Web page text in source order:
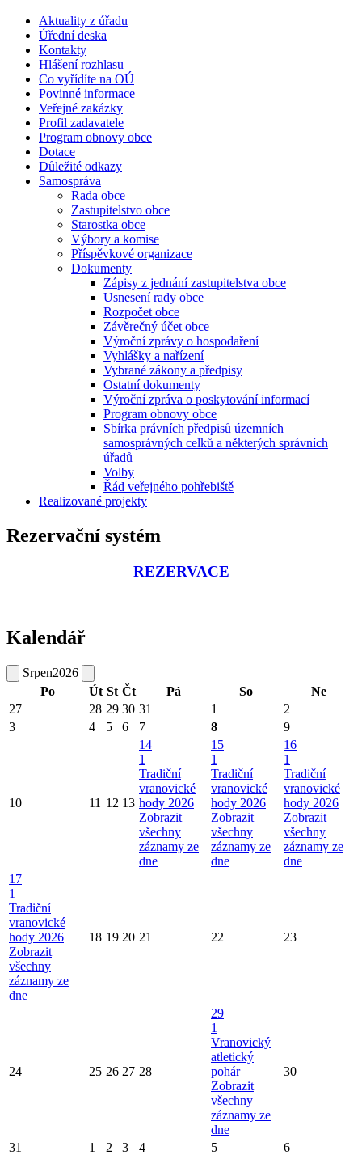
Aktuality z úřadu
Úřední deska
Kontakty
Hlášení rozhlasu
Co vyřídíte na OÚ
Povinné informace
Veřejné zakázky
Profil zadavatele
Program obnovy obce
Dotace
Důležité odkazy
Samospráva
Rada obce
Zastupitelstvo obce
Starostka obce
Výbory a komise
Příspěvkové organizace
Dokumenty
Zápisy z jednání zastupitelstva obce
Usnesení rady obce
Rozpočet obce
Závěrečný účet obce
Výroční zprávy o hospodaření
Vyhlášky a nařízení
Vybrané zákony a předpisy
Ostatní dokumenty
Výroční zpráva o poskytování informací
Program obnovy obce
Sbírka právních předpisů územních
samosprávných celků a některých správních
úřadů
Volby
Řád veřejného pohřebiště
Realizované projekty
Rezervační systém
REZERVACE
Kalendář
Srpen2026
Po
Út St Čt Pá So
Ne
27
28 29 30 31 1
2
3
4 5 6 7 8 9
10 11 12 13
14
1
Tradiční
vranovické
hody 2026
Zobrazit
všechny
záznamy ze
dne
15
1
Tradiční
vranovické
hody 2026
Zobrazit
všechny
záznamy ze
dne
16
1
Tradiční
vranovické
hody 2026
Zobrazit
všechny
záznamy ze
dne
17
1
Tradiční
vranovické
hody 2026
Zobrazit
všechny
záznamy ze
dne
18 19 20 21 22 23
24 25 26 27 28
29
1
Vranovický
atletický
pohár
Zobrazit
všechny
záznamy ze
dne
30
31 1 2 3 4 5 6